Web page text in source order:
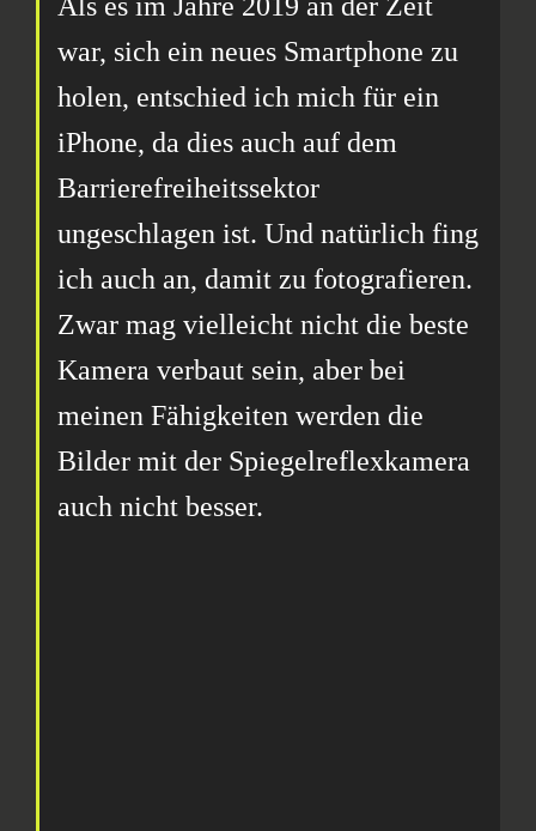
Als es im Jahre 2019 an der Zeit
war, sich ein neues Smartphone zu
holen, entschied ich mich für ein
iPhone, da dies auch auf dem
Barrierefreiheitssektor
ungeschlagen ist. Und natürlich fing
ich auch an, damit zu fotografieren.
Zwar mag vielleicht nicht die beste
Kamera verbaut sein, aber bei
meinen Fähigkeiten werden die
Bilder mit der Spiegelreflexkamera
auch nicht besser.